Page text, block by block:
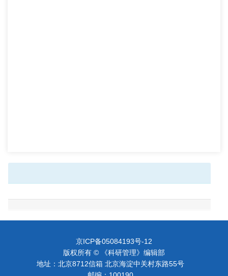
京ICP备05084193号-12
版权所有 © 《科研管理》编辑部
地址：北京8712信箱 北京海淀中关村东路55号